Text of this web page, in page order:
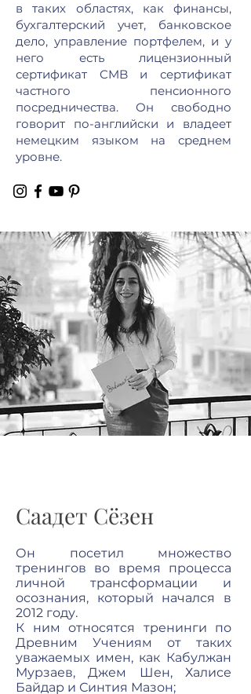
в таких областях, как финансы,
бухгалтерский учет, банковское
дело, управление портфелем, и у
него есть лицензионный
сертификат CMB и сертификат
частного пенсионного
посредничества. Он свободно
говорит по-английски и владеет
немецким языком на среднем
уровне.
Саадет Сёзен
Он посетил множество
тренингов во время процесса
личной трансформации и
осознания, который начался в
2012 году.
К ним относятся тренинги по
Древним Учениям от таких
уважаемых имен, как Кабулжан
Мурзаев, Джем Шен, Халисе
Байдар и Синтия Мазон;